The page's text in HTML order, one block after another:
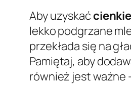
Aby uzyskać
lekko podgrzane
przekłada się na
Pamiętaj, aby
również jest ważne